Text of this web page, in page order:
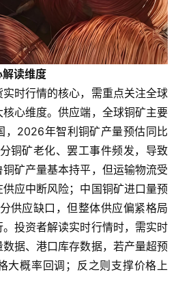
读维度
时行情的核心，需重点关注全球
心维度。供应端，全球铜矿主要
，2026年智利铜矿产量预估同比
铜矿老化、罢工事件频发，导致
矿产量基本持平，但运输物流受
应中断风险；中国铜矿进口量预
供应缺口，但整体供应偏紧格局
投资者解读实时行情时，需实时
据、港口库存数据，若产量超预
大概率回调；反之则支撑价格上